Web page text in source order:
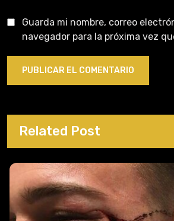
Guarda mi nombre, correo
navegador para la próxima vez
Related Post